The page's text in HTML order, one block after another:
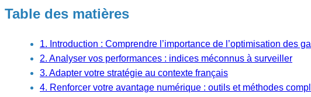
Table des matières
1. Introduction : Comprendre l’importance de l’optimisation des
2. Analyser vos performances : indices méconnus à surveiller
3. Adapter votre stratégie au contexte français
4. Renforcer votre avantage numérique : outils et méthodes